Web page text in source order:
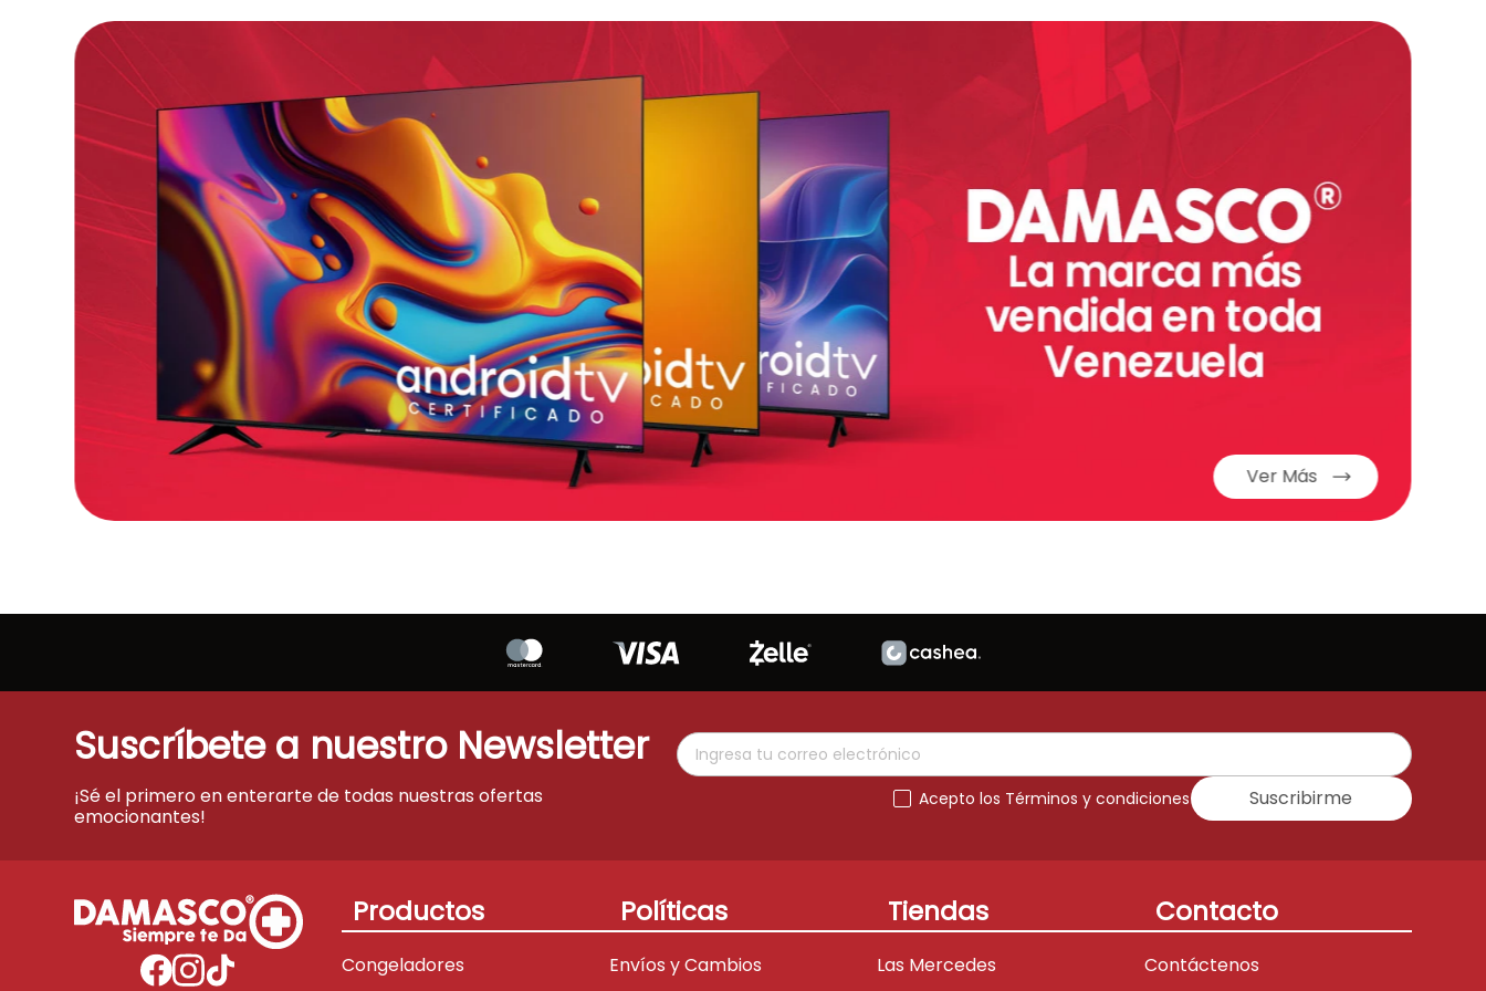
Diseño:Estética gamer única y futurista en un llamativo colorAmarillo, que incluye gatillos táctiles dobles integrados en el borde para mejorar el
control en tus videojuegos.
¡Llévate lo mejor para tu hogar y recuerda que Damasco, siempre te da más!
Ver Más
Suscríbete a nuestro Newsletter
¡Sé el primero en enterarte de todas nuestras ofertas
emocionantes!
Acepto los Términos y condiciones Suscribirme
Productos
Congeladores
Políticas
Envíos y Cambios
Tiendas
Las Mercedes
Contacto
Contáctenos